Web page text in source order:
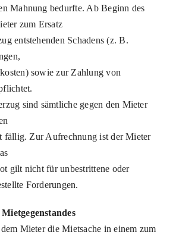
Mahnung bedurfte. Ab Beginn des
zum Ersatz
entstehenden Schadens (z. B.
sowie zur Zahlung von
sind sämtliche gegen den Mieter
fällig. Zur Aufrechnung ist der Mieter
gilt nicht für unbestrittene oder
Forderungen.
Mieter die Mietsache in einem zum